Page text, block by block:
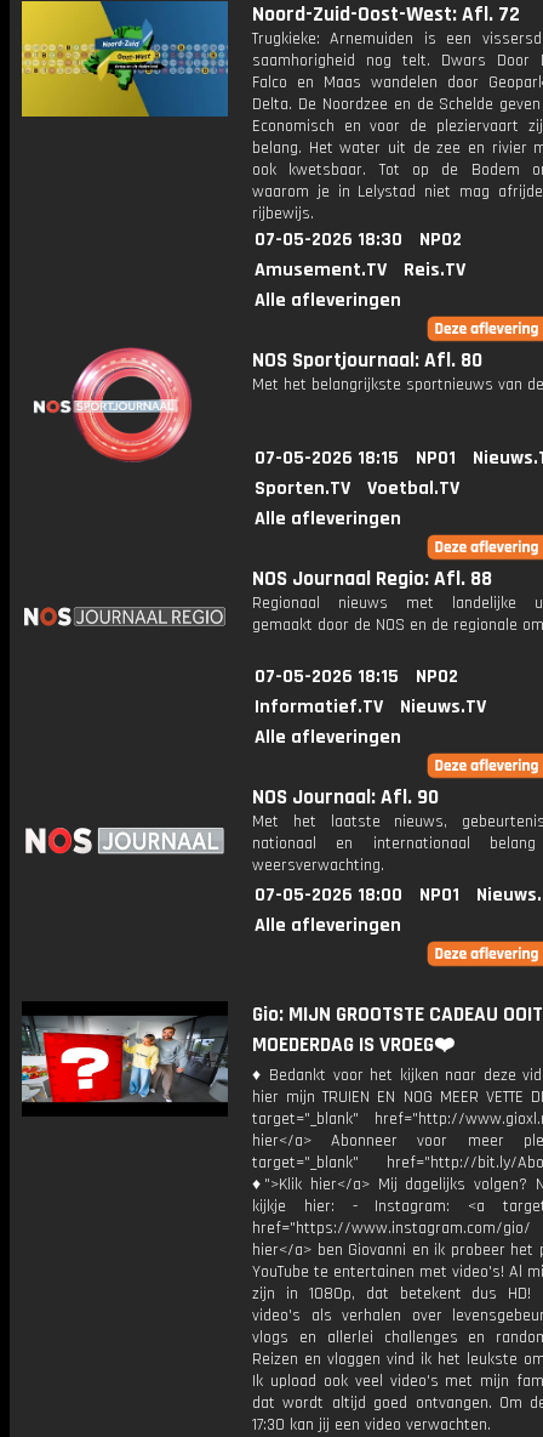
Noord-Zuid-Oost-West: Afl. 72
Trugkieke: Arnemuiden is een
saamhorigheid nog telt. Dwars Door
Falco en Maas wandelen door
Delta. De Noordzee en de Schelde
Economisch en voor de pleziervaart
belang. Het water uit de zee en rivier
ook kwetsbaar. Tot op de Bodem
waarom je in Lelystad niet mag
rijbewijs.
07-05-2026 18:30
NPO2
Amusement.TV
Reis.TV
Alle afleveringen
NOS Sportjournaal: Afl. 80
Met het belangrijkste sportnieuws van
07-05-2026 18:15 NPO1
Sporten.TV
Voetbal.TV
Alle afleveringen
NOS Journaal Regio: Afl. 88
Regionaal nieuws met landelijke
gemaakt door de NOS en de regionale
07-05-2026 18:15
NPO2
Informatief.TV
Nieuws.TV
Alle afleveringen
NOS Journaal: Afl. 90
Met het laatste nieuws,
nationaal en internationaal
weersverwachting.
07-05-2026 18:00 NPO1
Alle afleveringen
Gio: MIJN GROOTSTE CADEAU
MOEDERDAG IS VROEG❤️
♦ Bedankt voor het kijken naar deze
hier mijn TRUIEN EN NOG MEER VETTE
target="_blank" href="http://
hier</a> Abonneer voor meer
target="_blank" href="http://bit.ly/
♦">Klik hier</a> Mij dagelijks volgen?
kijkje hier: - Instagram: <a
href="https://www.instagram.com/
hier</a> ben Giovanni en ik probeer het
YouTube te entertainen met video's! Al
zijn in 1080p, dat betekent dus HD!
video's als verhalen over
vlogs en allerlei challenges en
Reizen en vloggen vind ik het leukste
Ik upload ook veel video's met mijn
dat wordt altijd goed ontvangen. Om
17:30 kan jij een video verwachten.